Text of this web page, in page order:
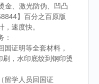
金、激光防伪、凹凸
】百分之百原版
速度快。
：
国证明等全套材料，
刷，水印底纹到钢印烫
留学人员回国证